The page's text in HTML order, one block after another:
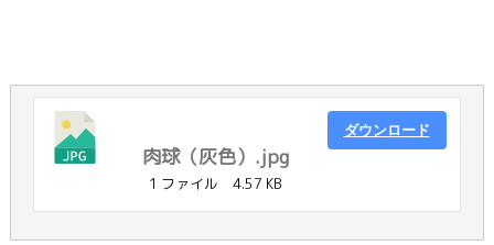
肉球（灰色）.jpg
1 ファイル 4.57 KB
ダウンロード